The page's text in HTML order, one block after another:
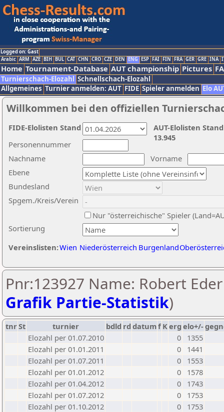
Logged on: Gast
Arabic ARM AZE BIH BUL CAT CHN CRO CZE DEN ENG ESP FAI FIN FRA GER GRE INA
Home Tournament-Database AUT championship Pictures
Turnierschach-Elozahl Schnellschach-Elozahl
Allgemeines Turnier anmelden: AUT FIDE Spieler anmelden Elo
Willkommen bei den offiziellen
Nachname
Vorname
Ebene
Sortierung
Personennummer
Bundesland
Spgem./Kreis/Verein
Nur "österreichische" Spieler
Vereinslisten:Wien Niederösterreich Burgenland
AUT-Elolisten
13.945
FIDE-Elolisten Stand
Pnr:123927 Name: Robert
Grafik Partie-Statistik)
tnrSt turnier bdld rd datumf Kerg elo+/-
Elozahl per 01.07.2010
0
1355
Elozahl per 01.01.2011
0
1441
Elozahl per 01.07.2011
0
1553
Elozahl per 01.01.2012
0
1578
Elozahl per 01.04.2012
0
1743
Elozahl per 01.07.2012
0
1753
Elozahl per 01.10.2012
0
1753